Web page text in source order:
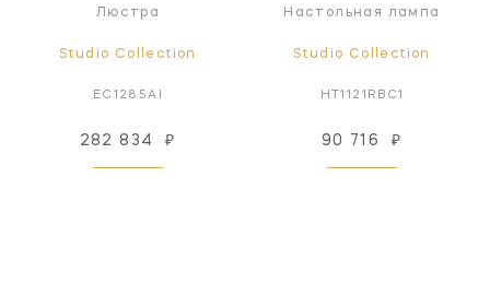
Люстра
Studio Collection
EC1285AI
282 834 ₽
Настольная лампа
Studio Collection
HT1121RBC1
90 716 ₽